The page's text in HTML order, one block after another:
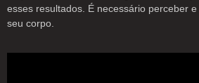
esses resultados. É necessário perceber
seu corpo.